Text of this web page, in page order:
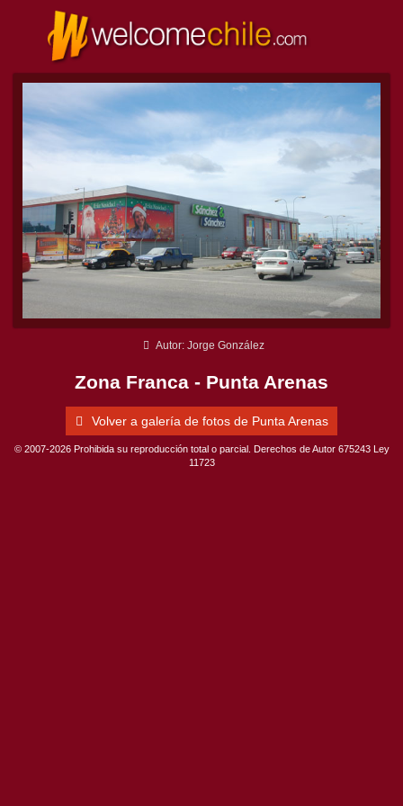
Autor: Jorge González
Zona Franca - Punta Arenas
Volver a galería de fotos de Punta Arenas
© 2007-2026 Prohibida su reproducción total o parcial. Derechos de Autor 675243 Ley
11723